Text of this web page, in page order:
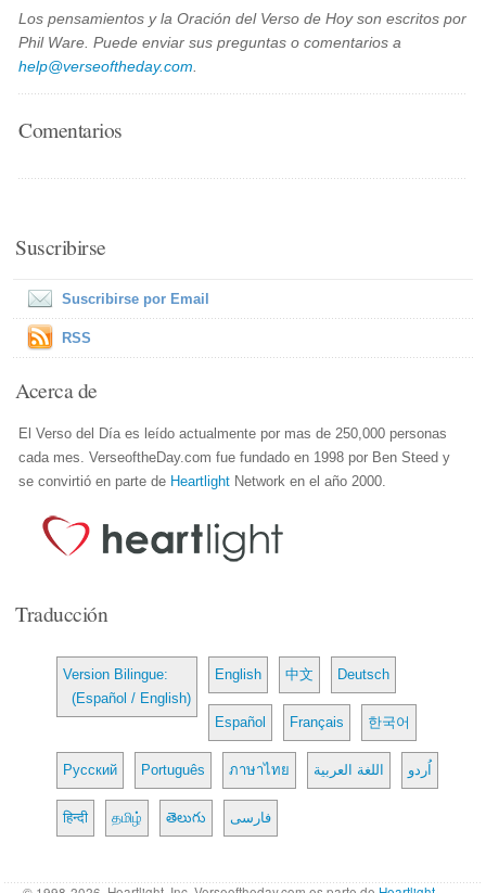
Los pensamientos y la Oración del Verso de Hoy son escritos por
Phil Ware. Puede enviar sus preguntas o comentarios a
help@verseoftheday.com
Comentarios
Suscribirse
Suscribirse por Email
RSS
Acerca de
El Verso del Día es leído actualmente por mas de 250,000 personas
cada mes. VerseoftheDay.com fue fundado en 1998 por Ben Steed y
se convirtió en parte de Heartlight Network en el año 2000.
Traducción
Version Bilingue:
(Español / English)
English 中文 Deutsch
Español Français 한국어
Русский Português ภาษาไทย اللغة العربية اُردو
हिन्दी தமிழ் తెలుగు فارسی